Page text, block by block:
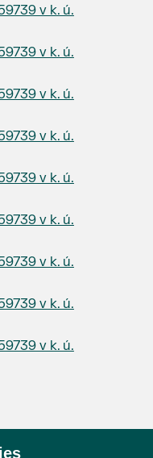
v k. ú.
v k. ú.
v k. ú.
v k. ú.
v k. ú.
v k. ú.
v k. ú.
v k. ú.
v k. ú.